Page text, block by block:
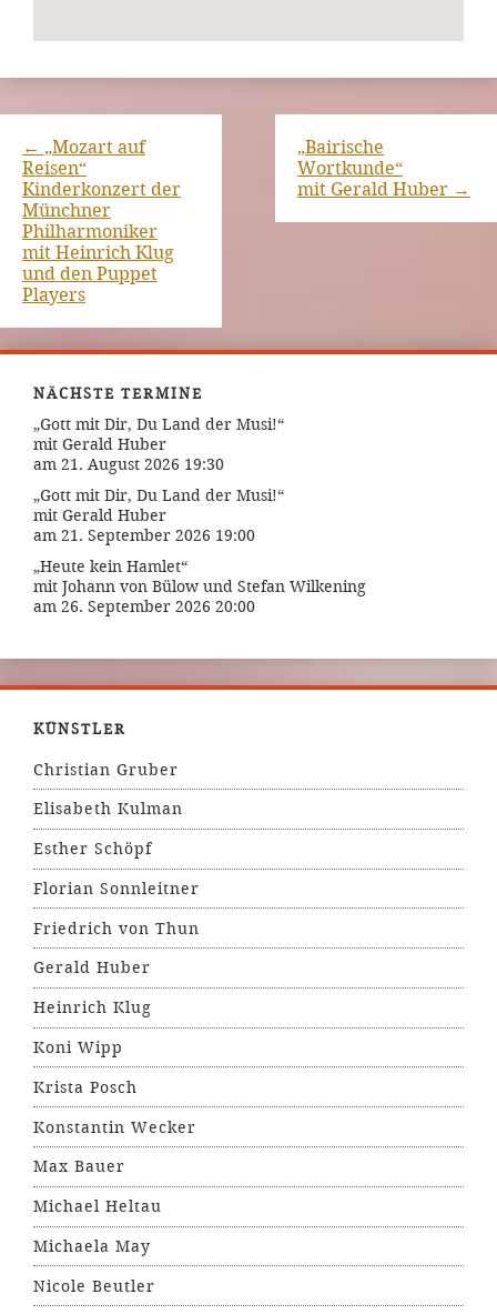
← „Mozart auf
Reisen“
Kinderkonzert der
Münchner
Philharmoniker
mit Heinrich Klug
und den Puppet
Players
„Bairische
Wortkunde“
mit Gerald Huber →
NÄCHSTE TERMINE
„Gott mit Dir, Du Land der Musi!“
mit Gerald Huber
am 21. August 2026 19:30
„Gott mit Dir, Du Land der Musi!“
mit Gerald Huber
am 21. September 2026 19:00
„Heute kein Hamlet“
mit Johann von Bülow und Stefan Wilkening
am 26. September 2026 20:00
KÜNSTLER
Christian Gruber
Elisabeth Kulman
Esther Schöpf
Florian Sonnleitner
Friedrich von Thun
Gerald Huber
Heinrich Klug
Koni Wipp
Krista Posch
Konstantin Wecker
Max Bauer
Michael Heltau
Michaela May
Nicole Beutler